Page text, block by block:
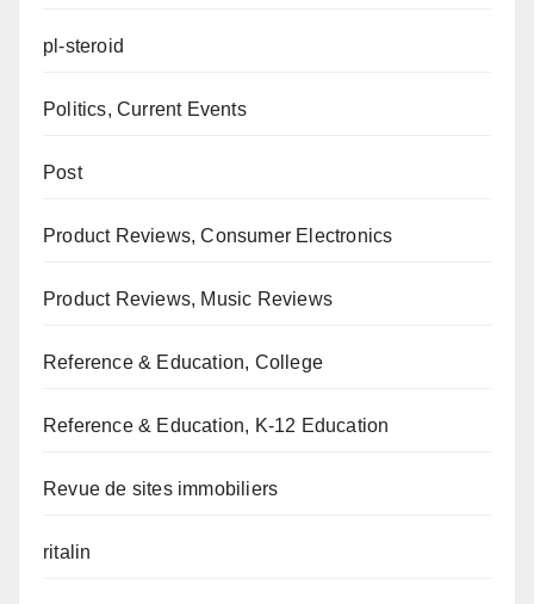
pl-steroid
Politics, Current Events
Post
Product Reviews, Consumer Electronics
Product Reviews, Music Reviews
Reference & Education, College
Reference & Education, K-12 Education
Revue de sites immobiliers
ritalin